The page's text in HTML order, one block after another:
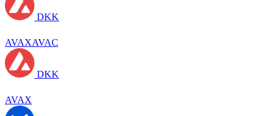
DKK
AVAXAVAC
DKK
AVAX